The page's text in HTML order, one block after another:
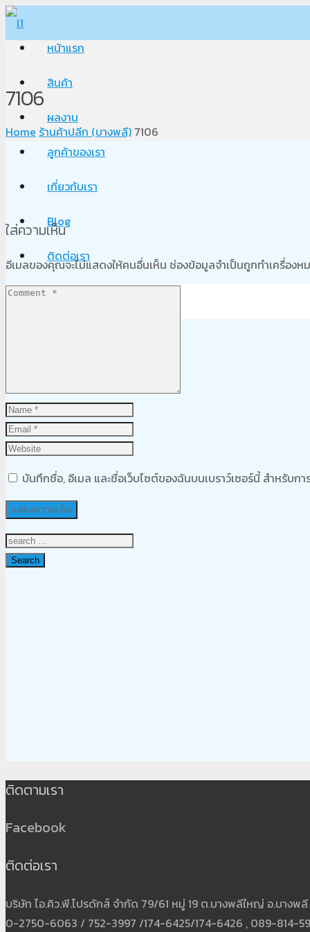
หน้าแรก
สินค้า
ผลงาน
ลูกค้าของเรา
เกี่ยวกับเรา
Blog
ติดต่อเรา
7106
Home ร้านค้าปลีก (บางพลี) 7106
ใส่ความเห็น
อีเมลของคุณจะไม่แสดงให้คนอื่นเห็น ช่องข้อมูลจำเป็นถูกทำเครื่องห
บันทึกชื่อ, อีเมล และชื่อเว็บไซต์ของฉันบนเบราว์เซอร์นี้ สำหรับก
Search
ติดตามเรา
Facebook
ติดต่อเรา
บริษัท ไอ.คิว.พี.โปรดักส์ จำกัด 79/61 หมู่ 19 ต.บางพลีใหญ่ อ.บางพ
0-2750-6063 / 752-3997 /174-6425/174-6426 , 089-814-